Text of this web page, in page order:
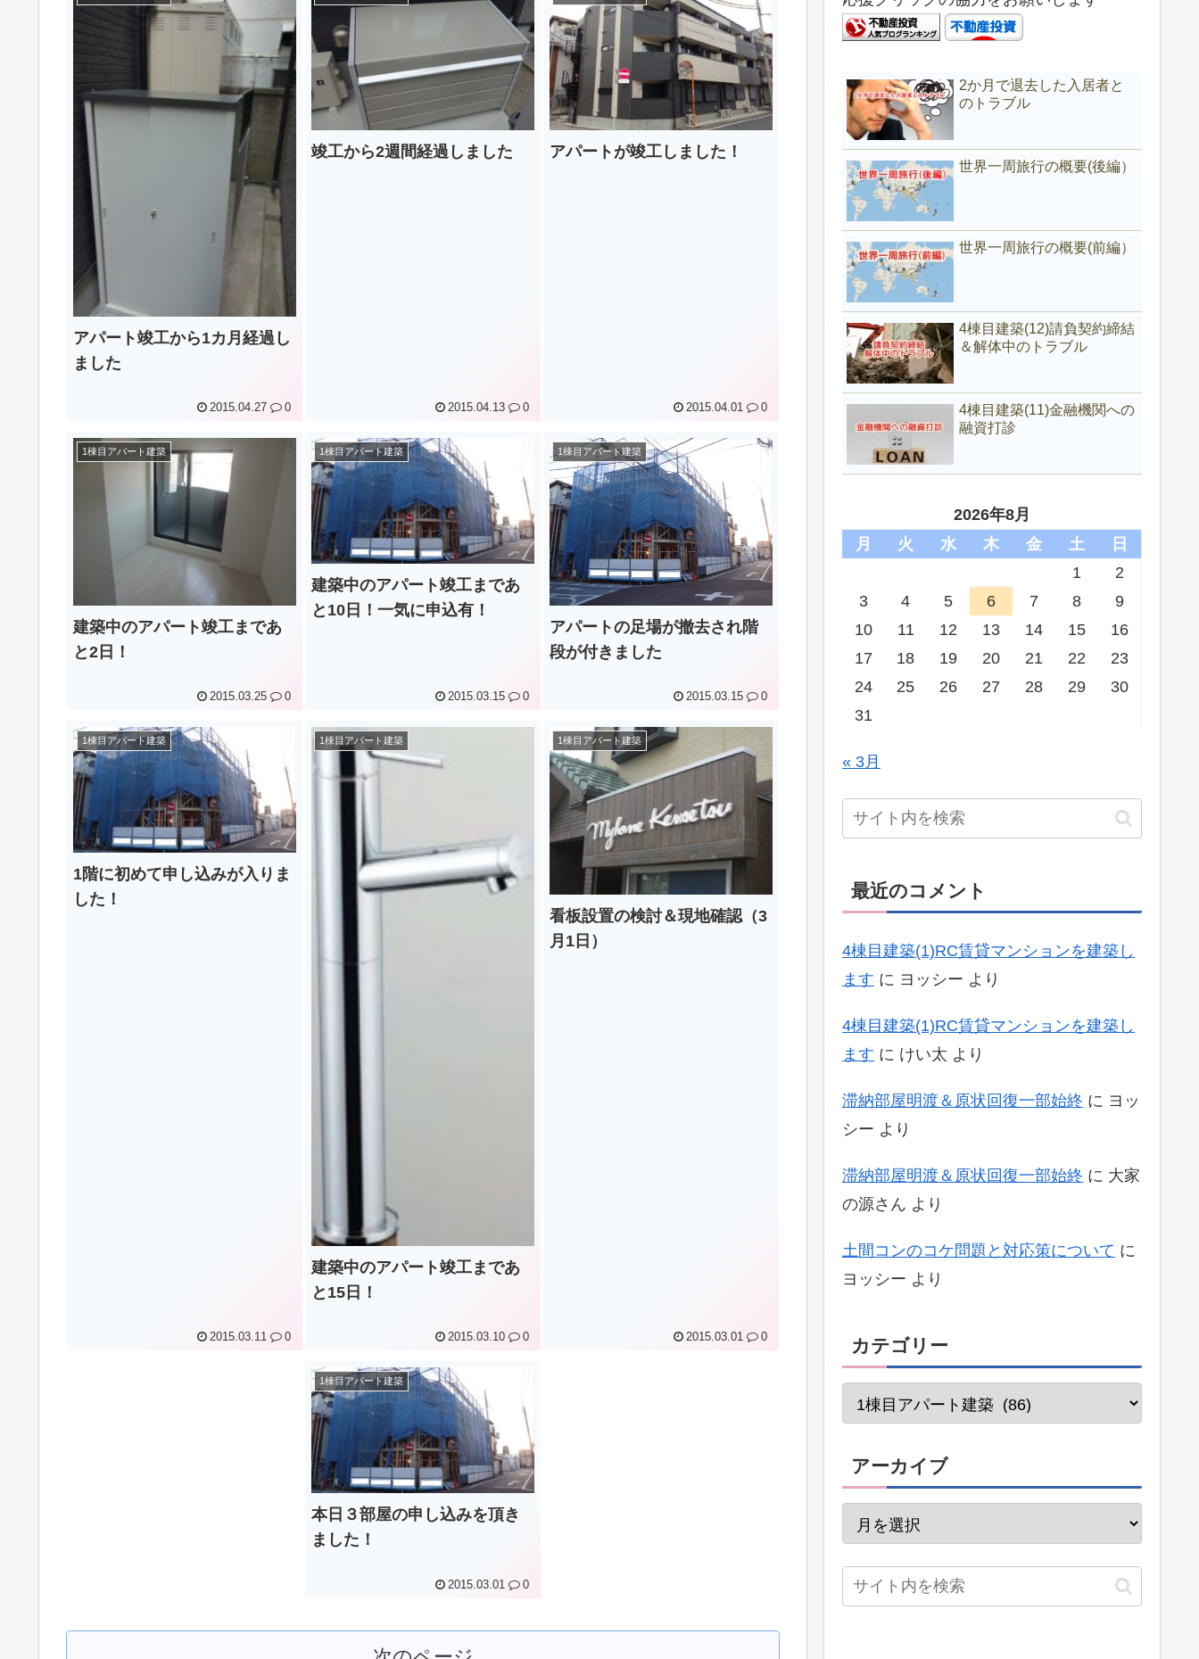
アパート竣工から1カ月経過し
ました
2015.04.27 0
竣工から2週間経過しました
2015.04.13 0
アパートが竣工しました！
2015.04.01 0
1棟目アパート建築
建築中のアパート竣工まであ
と2日！
2015.03.25 0
1棟目アパート建築
建築中のアパート竣工まであ
と10日！一気に申込有！
2015.03.15 0
1棟目アパート建築
アパートの足場が撤去され階
段が付きました
2015.03.15 0
1棟目アパート建築
1階に初めて申し込みが入りま
した！
2015.03.11 0
1棟目アパート建築
建築中のアパート竣工まであ
と15日！
2015.03.10 0
1棟目アパート建築
看板設置の検討＆現地確認（3
月1日）
2015.03.01 0
1棟目アパート建築
本日３部屋の申し込みを頂き
ました！
2015.03.01 0
2か月で退去した入居者と
のトラブル
世界一周旅行の概要(後編）
世界一周旅行の概要(前編）
4棟目建築(12)請負契約締結
＆解体中のトラブル
4棟目建築(11)金融機関への
融資打診
2026年8月
月
火 水 木 金 土
日
1
2
3
4 5 6 7 8
9
10
11 12 13 14 15
16
17
18 19 20 21 22
23
24
25 26 27 28 29
30
31
« 3月
最近のコメント
4棟目建築(1)RC賃貸マンションを建築し
ます に ヨッシー より
4棟目建築(1)RC賃貸マンションを建築し
ます に けい太 より
滞納部屋明渡＆原状回復一部始終 に ヨッ
シー より
滞納部屋明渡＆原状回復一部始終 に 大家
の源さん より
土間コンのコケ問題と対応策について に
ヨッシー より
カテゴリー
アーカイブ